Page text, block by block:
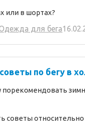
или в шортах?
для бега
по бегу в
порекомендовать
советы